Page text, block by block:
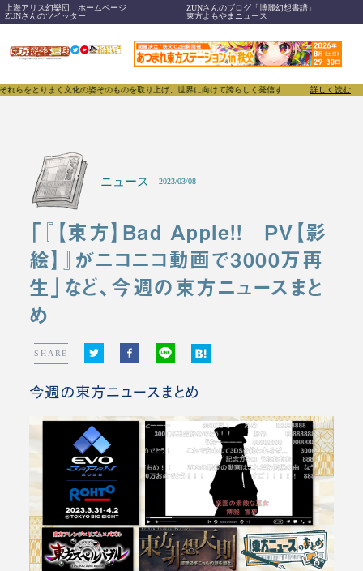
上海アリス幻樂団 ホームページ
ZUNさんのブログ「博麗幻想書譜」
ZUNさんのツイッター
東方よもやまニュース
く文化の姿そのものを取り上げ、世界に向けて誇らしく発信することで、東方Projectのみな
詳しく読む
ニュース 2023/03/08
「『【東方】Bad Apple!! ＰＶ【影
絵】』がニコニコ動画で3000万再
生」など、今週の東方ニュースまと
め
SHARE
今週の東方ニュースまとめ